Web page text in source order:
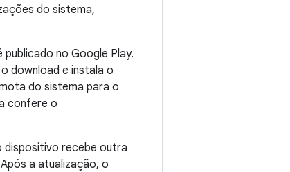
do sistema,
no Google Play.
download e instala o
do sistema para o
confere o
dispositivo recebe outra
a atualização, o